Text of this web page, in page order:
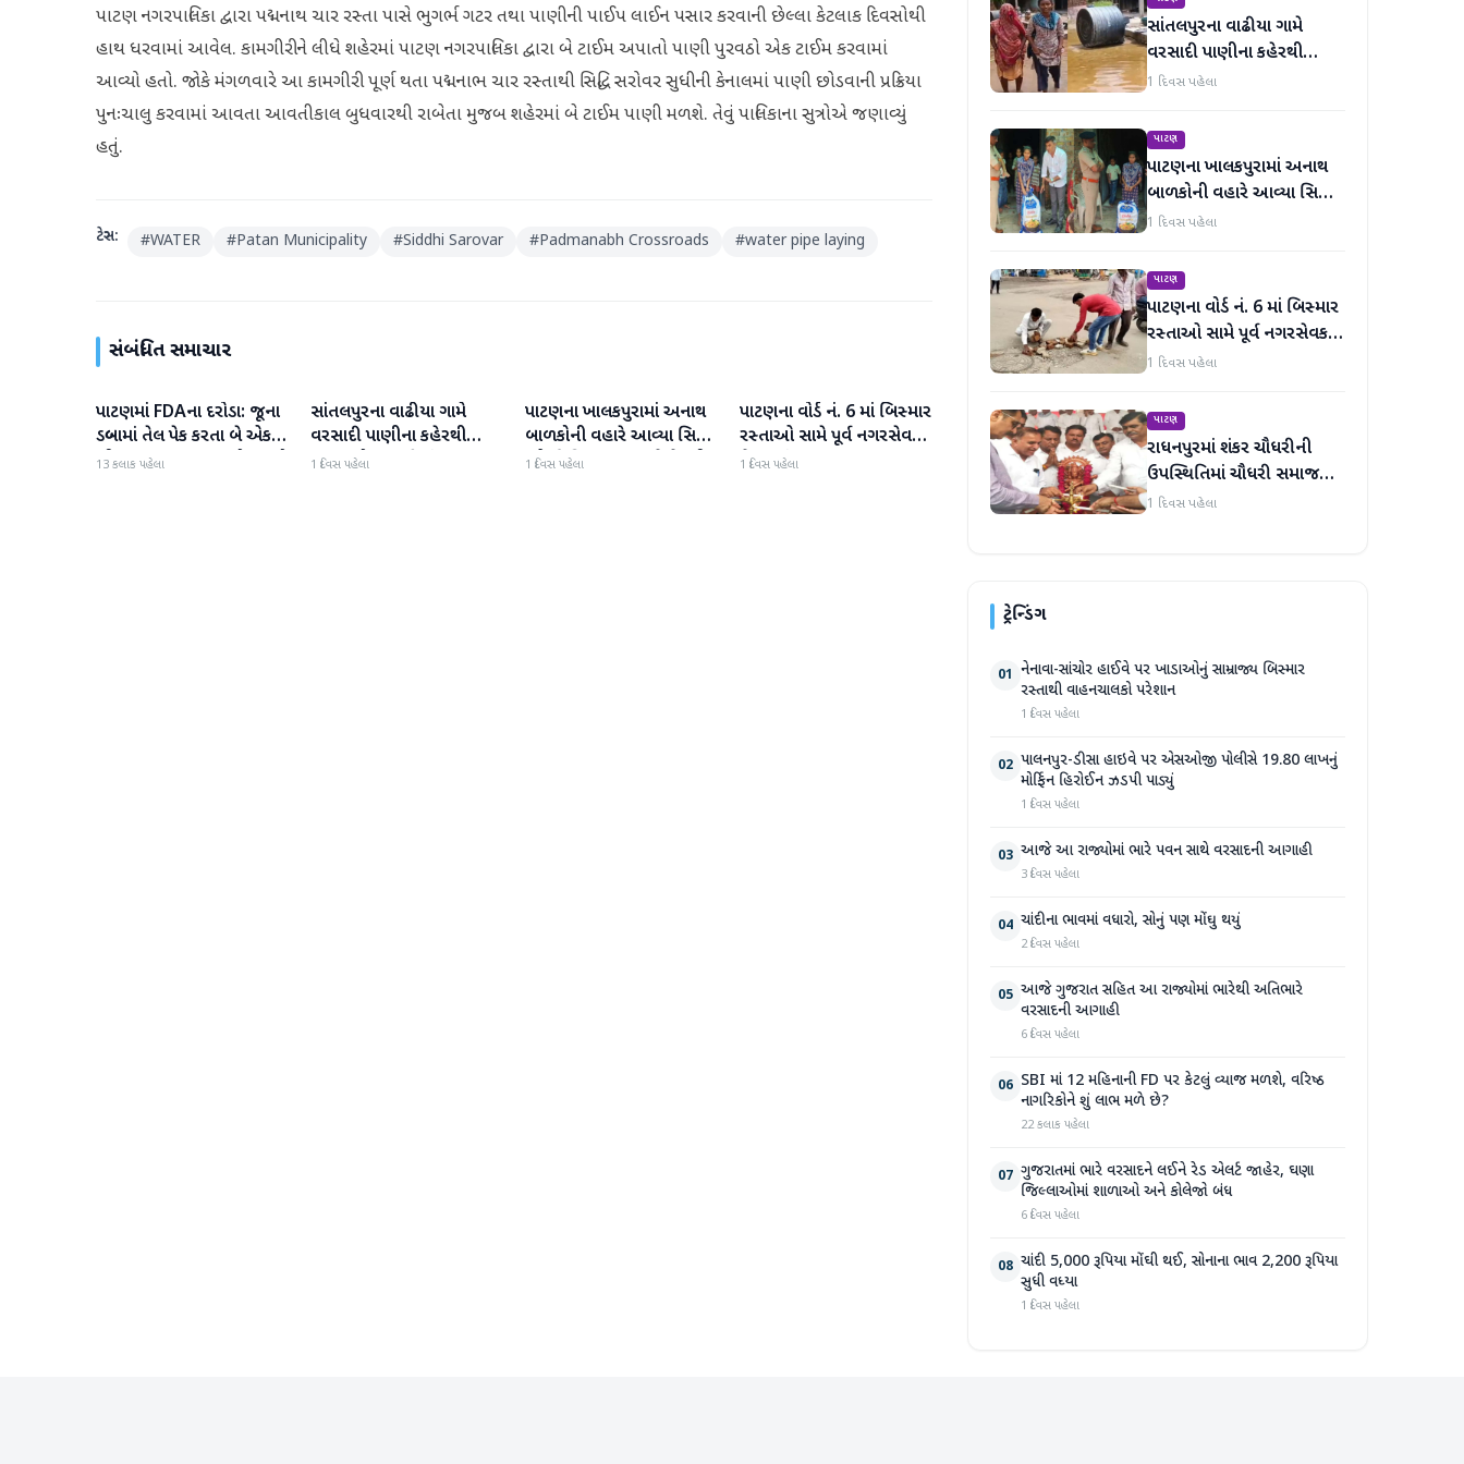
પાટણ નગરપાલિકા દ્વારા પદ્મનાથ ચાર રસ્તા પાસે ભુગર્ભ ગટર તથા પાણીની પાઈપ લાઈન પસાર કરવાની છેલ્લા કેટલાક દિવસોથી
હાથ ધરવામાં આવેલ. કામગીરીને લીધે શહેરમાં પાટણ નગરપાલિકા દ્વારા બે ટાઈમ અપાતો પાણી પુરવઠો એક ટાઈમ કરવામાં
આવ્યો હતો. જોકે મંગળવારે આ કામગીરી પૂર્ણ થતા પદ્મનાભ ચાર રસ્તાથી સિદ્ધિ સરોવર સુધીની કેનાલમાં પાણી છોડવાની પ્રક્રિયા
પુનઃચાલુ કરવામાં આવતા આવતીકાલ બુધવારથી રાબેતા મુજબ શહેરમાં બે ટાઈમ પાણી મળશે. તેવું પાલિકાના સુત્રોએ જણાવ્યું
હતું.
ટેગ્સ: #WATER #Patan Municipality #Siddhi Sarovar #Padmanabh Crossroads #water pipe laying
સંબંધિત સમાચાર
પાટણ
પાટણમાં FDAના દરોડા: જૂના
ડબ્બામાં તેલ પેક કરતા બે એકમો
સીલ, રૂ. ૧૬.૧૪ લાખનો જથ્થો
13 કલાક પહેલા
પાટણ
સાંતલપુરના વાઢીયા ગામે
વરસાદી પાણીના કહેરથી
ગ્રામજનો હાલાકીમાં
1 દિવસ પહેલા
પાટણ
પાટણના ખાલકપુરામાં અનાથ
બાળકોની વહારે આવ્યા સિટી
'એ' ડિવિઝન PI અને તેમની
1 દિવસ પહેલા
પાટણ
પાટણના વોર્ડ નં. 6 માં બિસ્માર
રસ્તાઓ સામે પૂર્વ નગરસેવક
મેદાનમાં
1 દિવસ પહેલા
સાંતલપુરના વાઢીયા ગામે
વરસાદી પાણીના કહેરથી
ગ્રામજનો હાલાકીમાં
1 દિવસ પહેલા
પાટણ
પાટણના ખાલકપુરામાં અનાથ
બાળકોની વહારે આવ્યા સિટી
'એ' ડિવિઝન PI અને તેમની
1 દિવસ પહેલા
પાટણ
પાટણના વોર્ડ નં. 6 માં બિસ્માર
રસ્તાઓ સામે પૂર્વ નગરસેવક
મેદાનમાં
1 દિવસ પહેલા
પાટણ
રાધનપુરમાં શંકર ચૌધરીની
ઉપસ્થિતિમાં ચૌધરી સમાજની
સભા મળી
1 દિવસ પહેલા
ટ્રેન્ડિંગ
01 નેનાવા-સાંચોર હાઈવે પર ખાડાઓનું સામ્રાજ્ય બિસ્માર
રસ્તાથી વાહનચાલકો પરેશાન
1 દિવસ પહેલા
02 પાલનપુર-ડીસા હાઇવે પર એસઓજી પોલીસે 19.80 લાખનું
મોર્ફિન હિરોઈન ઝડપી પાડ્યું
1 દિવસ પહેલા
03 આજે આ રાજ્યોમાં ભારે પવન સાથે વરસાદની આગાહી
3 દિવસ પહેલા
04 ચાંદીના ભાવમાં વધારો, સોનું પણ મોંઘુ થયું
2 દિવસ પહેલા
05 આજે ગુજરાત સહિત આ રાજ્યોમાં ભારેથી અતિભારે
વરસાદની આગાહી
6 દિવસ પહેલા
06 SBI માં 12 મહિનાની FD પર કેટલું વ્યાજ મળશે, વરિષ્ઠ
નાગરિકોને શું લાભ મળે છે?
22 કલાક પહેલા
07 ગુજરાતમાં ભારે વરસાદને લઈને રેડ એલર્ટ જાહેર, ઘણા
જિલ્લાઓમાં શાળાઓ અને કોલેજો બંધ
6 દિવસ પહેલા
08 ચાંદી 5,000 રૂપિયા મોંઘી થઈ, સોનાના ભાવ 2,200 રૂપિયા
સુધી વધ્યા
1 દિવસ પહેલા